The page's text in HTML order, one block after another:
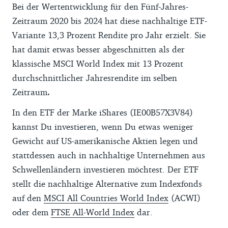
weiter zu unseren Empfehlungen für
nachhaltige ETFs. Denn mit seiner
Konstruktion sorgt er für einen Mittelweg
zwischen Nachhaltigkeit und einer breiten
Streuung. Letztere ist wichtig, da ein wenig
gestreuter ETF hohe Risiken bietet. Mehr
zu den neuen Fondsnamen liest Du im
KapitelWie erkennst Du, wie nachhaltig ein
ETF ist?
Bei der Wertentwicklung für den Fünf-Jahres-
Zeitraum 2020 bis 2024 hat diese nachhaltige ETF-
Variante 13,3 Prozent Rendite pro Jahr erzielt. Sie
hat damit etwas besser abgeschnitten als der
klassische MSCI World Index mit 13 Prozent
durchschnittlicher Jahresrendite im selben
Zeitraum.
In den ETF der Marke iShares (IE00B57X3V84)
kannst Du investieren, wenn Du etwas weniger
Gewicht auf US-amerikanische Aktien legen und
stattdessen auch in nachhaltige Unternehmen aus
Schwellenländern investieren möchtest. Der ETF
stellt die nachhaltige Alternative zum Indexfonds
auf den MSCI All Countries World Index (ACWI)
oder dem FTSE All-World Index dar.